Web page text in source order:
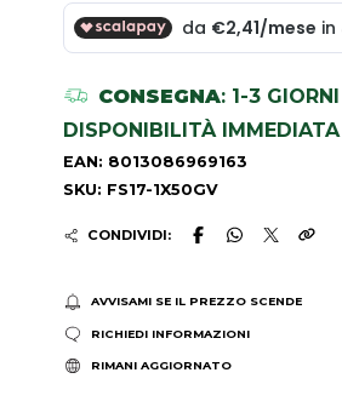
CONSEGNA: 1-3 GIORNI
DISPONIBILITÀ IMMEDIATA
EAN: 8013086969163
SKU: FS17-1X50GV
CONDIVIDI:
AVVISAMI SE IL PREZZO SCENDE
RICHIEDI INFORMAZIONI
RIMANI AGGIORNATO